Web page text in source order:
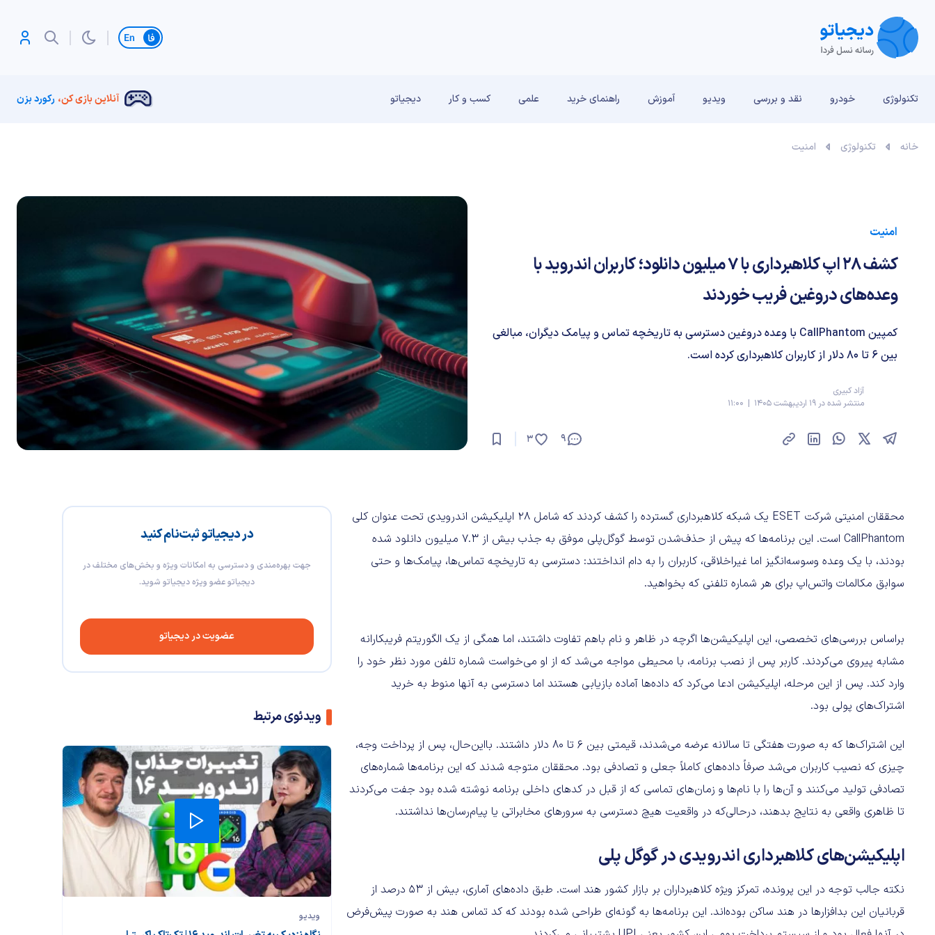
تغییر زبان
تکنولوژی خودرو نقد و بررسی‌ ویدیو آموزش راهنمای خرید علمی کسب و کار دیجیاتو آنلاین بازی کن، رکورد بزن
خانه تکنولوژی امنیت
امنیت
کشف ۲۸ اپ کلاهبرداری با ۷ میلیون دانلود؛ کاربران اندروید با
وعده‌های دروغین فریب خوردند
کمپین CallPhantom با وعده دروغین دسترسی به تاریخچه تماس و پیامک دیگران، مبالغی
بین ۶ تا ۸۰ دلار از کاربران کلاهبرداری کرده است.
آزاد کبیری
منتشر شده در 19 اردیبهشت 1405 | 11:00
9
3
در دیجیاتو ثبت‌نام کنید
جهت بهره‌مندی و دسترسی به امکانات ویژه و بخش‌های مختلف در
دیجیاتو عضو ویژه دیجیاتو شوید.
عضویت در دیجیاتو
ویدئوی مرتبط
ویدیو
محققان امنیتی شرکت ESET یک شبکه کلاهبرداری گسترده را کشف کردند که شامل ۲۸ اپلیکیشن اندرویدی تحت عنوان کلی
CallPhantom است. این برنامه‌ها که پیش از حذف‌شدن توسط گوگل‌پلی موفق به جذب بیش از ۷.۳ میلیون دانلود شده
بودند، با یک وعده وسوسه‌انگیز اما غیراخلاقی، کاربران را به دام انداختند: دسترسی به تاریخچه تماس‌ها، پیامک‌ها و حتی
سوابق مکالمات واتس‌اپ برای هر شماره تلفنی که بخواهید.
براساس بررسی‌های تخصصی، این اپلیکیشن‌ها اگرچه در ظاهر و نام باهم تفاوت داشتند، اما همگی از یک الگوریتم فریبکارانه
مشابه پیروی می‌کردند. کاربر پس از نصب برنامه، با محیطی مواجه می‌شد که از او می‌خواست شماره تلفن مورد نظر خود را
وارد کند. پس از این مرحله، اپلیکیشن ادعا می‌کرد که داده‌ها آماده بازیابی هستند اما دسترسی به آنها منوط به خرید
اشتراک‌های پولی بود.
این اشتراک‌ها که به صورت هفتگی تا سالانه عرضه می‌شدند، قیمتی بین ۶ تا ۸۰ دلار داشتند. بااین‌حال، پس از پرداخت وجه،
چیزی که نصیب کاربران می‌شد صرفاً داده‌های کاملاً جعلی و تصادفی بود. محققان متوجه شدند که این برنامه‌ها شماره‌های
تصادفی تولید می‌کنند و آن‌ها را با نام‌ها و زمان‌های تماسی که از قبل در کدهای داخلی برنامه نوشته شده بود جفت می‌کردند
تا ظاهری واقعی به نتایج بدهند، درحالی‌که در واقعیت هیچ دسترسی به سرورهای مخابراتی یا پیام‌رسان‌ها نداشتند.
اپلیکیشن‌های کلاهبرداری اندرویدی در گوگل پلی
نکته جالب توجه در این پرونده، تمرکز ویژه کلاهبرداران بر بازار کشور هند است. طبق داده‌های آماری، بیش از ۵۳ درصد از
قربانیان این بدافزارها در هند ساکن بوده‌اند. این برنامه‌ها به گونه‌ای طراحی شده بودند که کد تماس هند به صورت پیش‌فرض